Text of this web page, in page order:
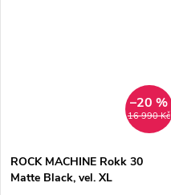
16 990 Kč
–20 %
ROCK MACHINE Rokk 30
Matte Black, vel. XL